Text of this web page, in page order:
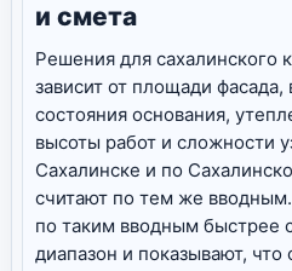
и смета
Решения для сахалинского
зависит от площади
состояния основания,
высоты работ и сложности
Сахалинске и по
считают по тем же
по таким вводным быстрее
диапазон и показывают, что